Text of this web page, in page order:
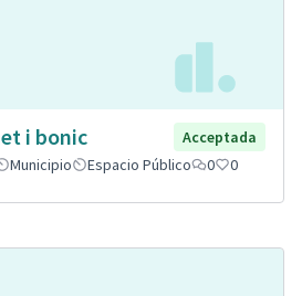
i bonic
Acceptada
Municipio Espacio Público 0 0